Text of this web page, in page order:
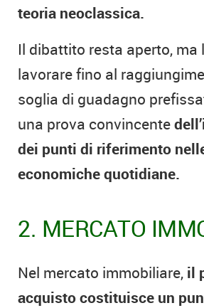
teoria neoclassica.
Il dibattito resta aperto, ma
lavorare fino al
soglia di guadagno
una prova convincente
dei punti di riferimento
economiche quotidiane.
2. MERCATO
Nel mercato immobiliare, il
acquisto costituisce un